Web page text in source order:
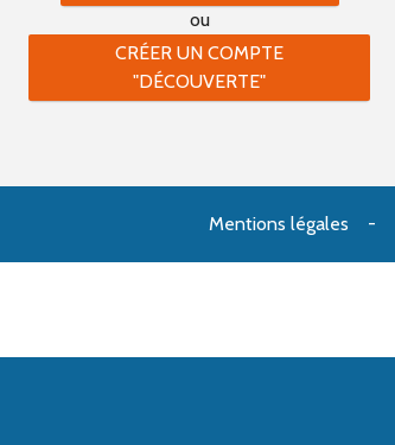
ou
CRÉER UN COMPTE
"DÉCOUVERTE"
Mentions légales